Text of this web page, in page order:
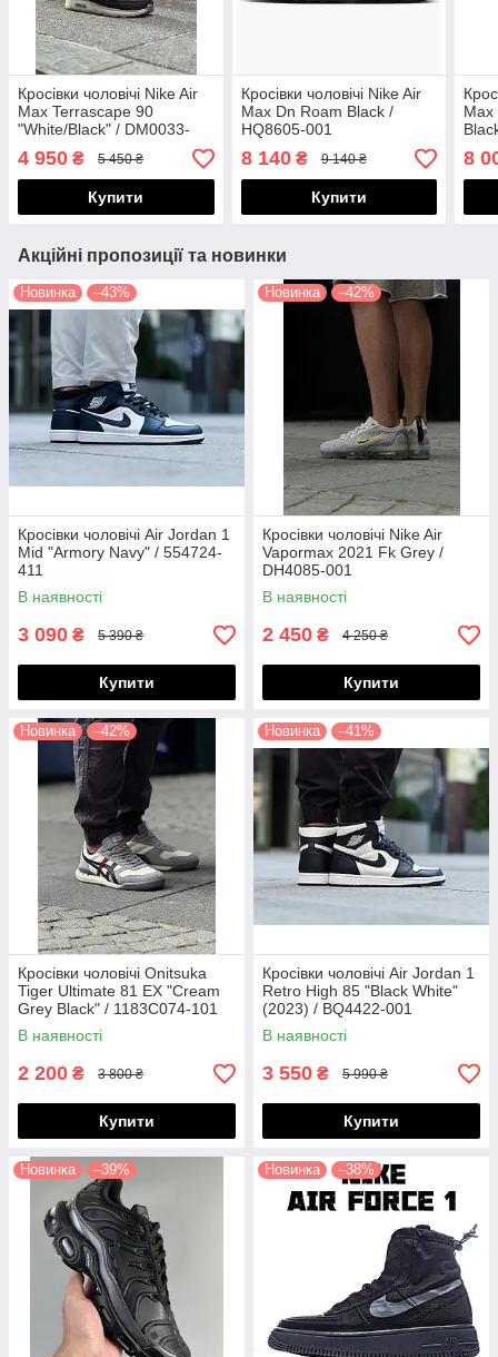
Кросівки чоловічі Nike Air
Max Terrascape 90
"White/Black" / DM0033-
002
4 950 ₴ 5 450 ₴
Купити
Кросівки чоловічі Nike Air
Max Dn Roam Black /
HQ8605-001
8 140₴ 9 140 ₴
Купити
Max
8
Акційні пропозиції та новинки
Новинка –43%
Кросівки чоловічі Air Jordan 1
Mid "Armory Navy" / 554724-
411
В наявності
3 090 ₴ 5 390 ₴
Купити
Новинка –42%
Кросівки чоловічі Nike Air
Vapormax 2021 Fk Grey /
DH4085-001
В наявності
2 450 ₴ 4 250 ₴
Купити
Новинка –42%
Кросівки чоловічі Onitsuka
Tiger Ultimate 81 EX "Cream
Grey Black" / 1183C074-101
В наявності
2 200 ₴ 3 800 ₴
Купити
Новинка –41%
Кросівки чоловічі Air Jordan 1
Retro High 85 "Black White"
(2023) / BQ4422-001
В наявності
3 550 ₴ 5 990 ₴
Купити
Новинка –39% Новинка –38%